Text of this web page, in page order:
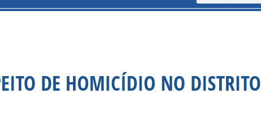
DE HOMICÍDIO NO DISTRITO